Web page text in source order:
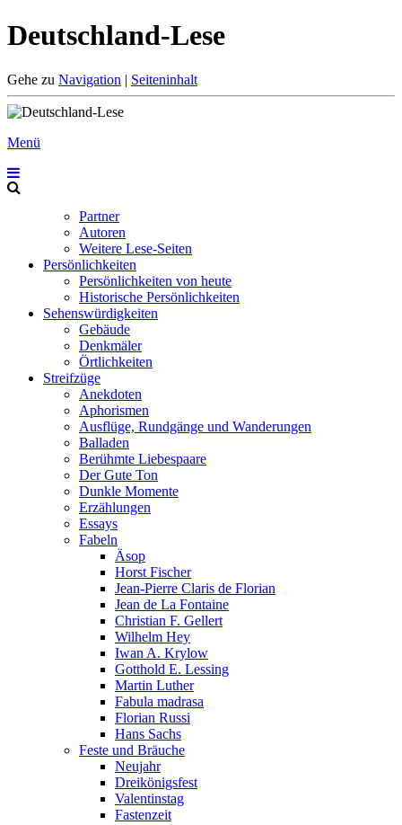
Deutschland-Lese
Gehe zu Navigation | Seiteninhalt
Menü
Partner
Autoren
Weitere Lese-Seiten
Persönlichkeiten
Persönlichkeiten von heute
Historische Persönlichkeiten
Sehenswürdigkeiten
Gebäude
Denkmäler
Örtlichkeiten
Streifzüge
Anekdoten
Aphorismen
Ausflüge, Rundgänge und Wanderungen
Balladen
Berühmte Liebespaare
Der Gute Ton
Dunkle Momente
Erzählungen
Essays
Fabeln
Äsop
Horst Fischer
Jean-Pierre Claris de Florian
Jean de La Fontaine
Christian F. Gellert
Wilhelm Hey
Iwan A. Krylow
Gotthold E. Lessing
Martin Luther
Fabula madrasa
Florian Russi
Hans Sachs
Feste und Bräuche
Neujahr
Dreikönigsfest
Valentinstag
Fastenzeit